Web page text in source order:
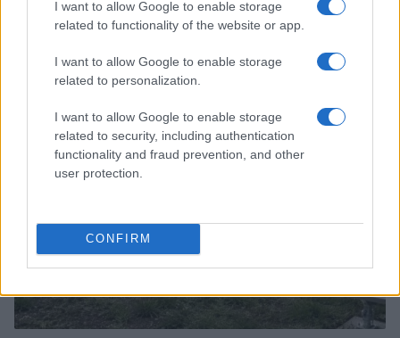
I want to allow Google to enable storage
related to functionality of the website or app.
I want to allow Google to enable storage
related to personalization.
I want to allow Google to enable storage
related to security, including authentication
functionality and fraud prevention, and other
user protection.
CONFIRM
Transizione energetica e green-skilling: le strategie
Ilaria Galli · 6 Ago 2026